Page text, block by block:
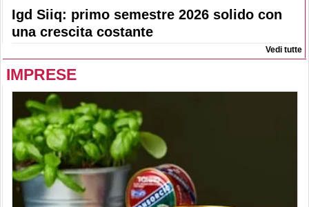
Igd Siiq: primo semestre 2026 solido con
una crescita costante
Vedi tutte
IMPRESE